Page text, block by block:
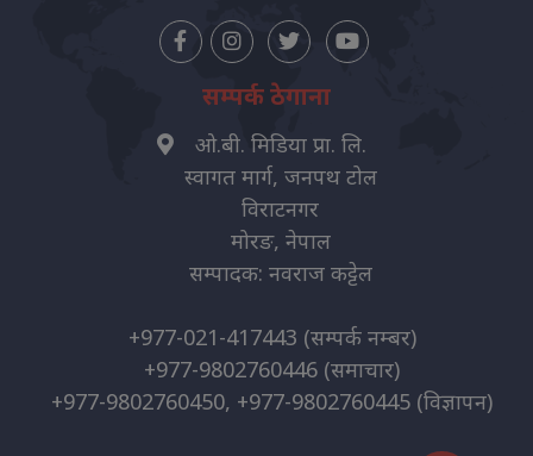
सम्पर्क ठेगाना
ओ.बी. मिडिया प्रा. लि.
स्वागत मार्ग, जनपथ टोल
विराटनगर
मोरङ, नेपाल
सम्पादक: नवराज कट्टेल
+977-021-417443 (सम्पर्क नम्बर)
+977-9802760446 (समाचार)
+977-9802760450, +977-9802760445 (विज्ञापन)